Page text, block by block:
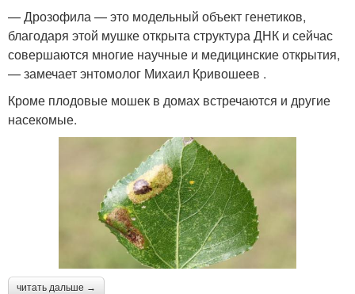
— Дрозофила — это модельный объект генетиков,
благодаря этой мушке открыта структура ДНК и сейчас
совершаются многие научные и медицинские открытия,
— замечает энтомолог Михаил Кривошеев .
Кроме плодовые мошек в домах встречаются и другие
насекомые.
читать дальше →